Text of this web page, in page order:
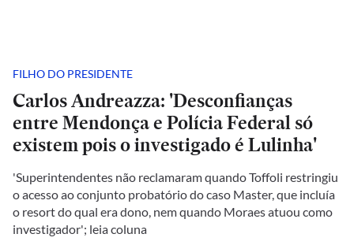
FILHO DO PRESIDENTE
Carlos Andreazza: 'Desconfianças
entre Mendonça e Polícia Federal só
existem pois o investigado é Lulinha'
'Superintendentes não reclamaram quando Toffoli restringiu
o acesso ao conjunto probatório do caso Master, que incluía
o resort do qual era dono, nem quando Moraes atuou como
investigador'; leia coluna